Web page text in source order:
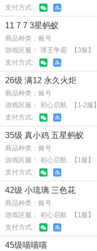
支付方式:
11 7 7 3星蚂蚁
商品种类：账号
游戏区服： 弹王争霸 【3服】
支付方式:
26级 满12 永久火炬
商品种类：账号
游戏区服： 初心启航 【1-2服】
支付方式:
35级 真小鸡 五星蚂蚁
商品种类：账号
游戏区服： 初心启航 【1服】
支付方式:
42级 小琉璃 三色花
商品种类：账号
游戏区服： 初心启航 【1服】
支付方式:
45级喵喵喵